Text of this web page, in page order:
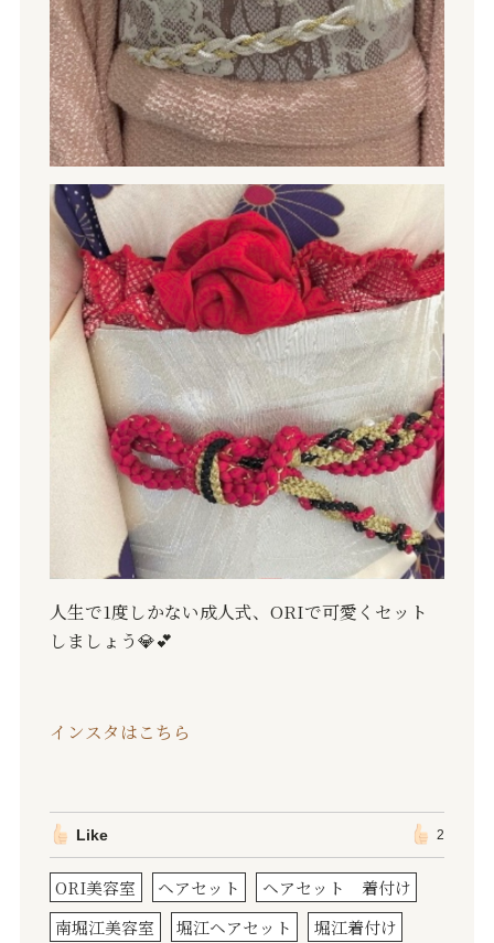
人生で1度しかない成人式、 ORIで可愛くセット
しましょう💎💕
インスタはこちら
Like 2
ORI美容室 ヘアセット
ヘアセット 着付け
南堀江美容室
堀江ヘアセット
堀江着付け